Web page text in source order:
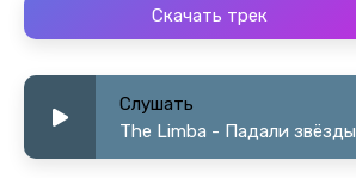
Скачать трек
Слушать
The Limba - Падали звёзды